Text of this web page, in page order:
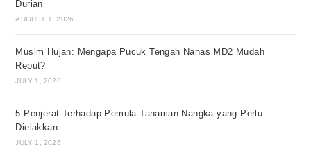
Durian
AUGUST 1, 2026
Musim Hujan: Mengapa Pucuk Tengah Nanas MD2 Mudah
Reput?
JULY 1, 2026
5 Penjerat Terhadap Pemula Tanaman Nangka yang Perlu
Dielakkan
JULY 1, 2026